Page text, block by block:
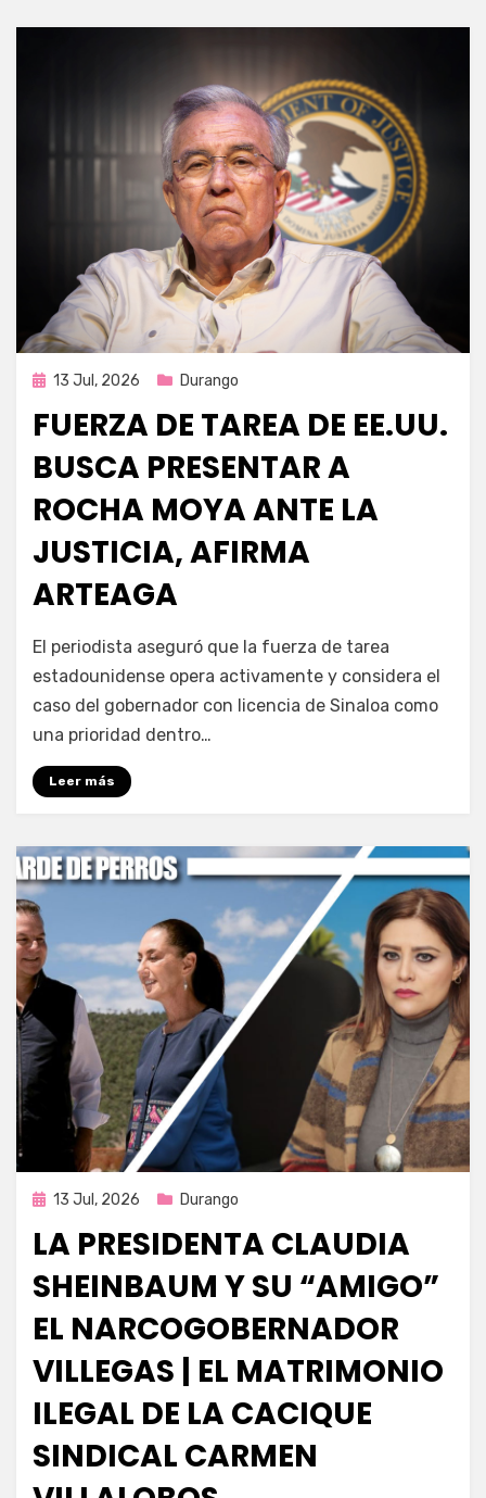
Publicada
13 Jul, 2026 Durango
FUERZA DE TAREA DE EE.UU.
BUSCA PRESENTAR A
ROCHA MOYA ANTE LA
JUSTICIA, AFIRMA
ARTEAGA
porFernando Miranda Servín
El periodista aseguró que la fuerza de tarea
estadounidense opera activamente y considera el
caso del gobernador con licencia de Sinaloa como
una prioridad dentro…
Leer más
Publicada
13 Jul, 2026 Durango
LA PRESIDENTA CLAUDIA
SHEINBAUM Y SU “AMIGO”
EL NARCOGOBERNADOR
VILLEGAS | EL MATRIMONIO
ILEGAL DE LA CACIQUE
SINDICAL CARMEN